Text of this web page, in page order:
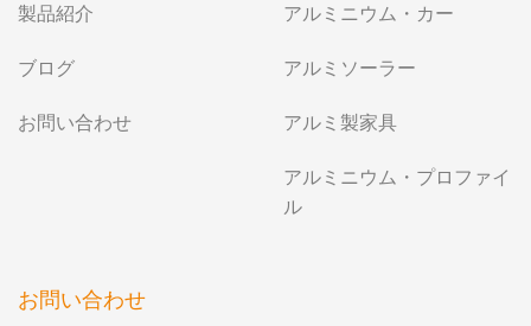
製品紹介
ブログ
お問い合わせ
アルミニウム・カー
アルミソーラー
アルミ製家具
アルミニウム・プロファイ
ル
お問い合わせ